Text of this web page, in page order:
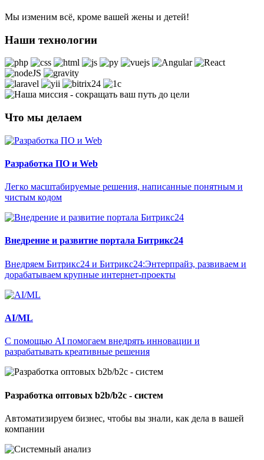
Мы изменим всё, кроме вашей жены и детей!
Наши технологии
Что мы делаем
Разработка ПО и Web
Легко масштабируемые решения, написанные понятным и
чистым кодом
Внедрение и развитие портала Битрикс24
Внедряем Битрикс24 и Битрикс24:Энтерпрайз, развиваем и
дорабатываем крупные интернет-проекты
AI/ML
С помощью AI помогаем внедрять инновации и
разрабатывать креативные решения
Разработка оптовых b2b/b2с - систем
Автоматизируем бизнес, чтобы вы знали, как дела в вашей
компании